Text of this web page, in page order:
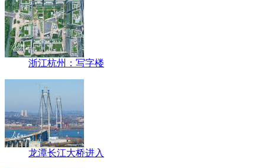
浙江杭州：写字楼
龙潭长江大桥进入